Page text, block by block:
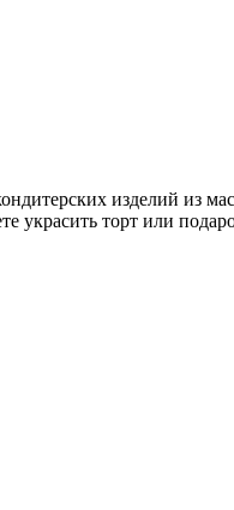
изделий из
украсить торт или